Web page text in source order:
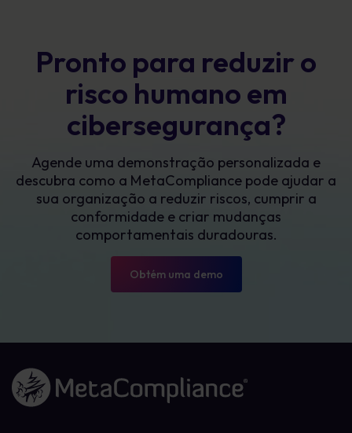
Pronto para reduzir o
risco humano em
cibersegurança?
Agende uma demonstração personalizada e
descubra como a MetaCompliance pode ajudar a
sua organização a reduzir riscos, cumprir a
conformidade e criar mudanças
comportamentais duradouras.
Obtém uma demo
Ligação à página inicial